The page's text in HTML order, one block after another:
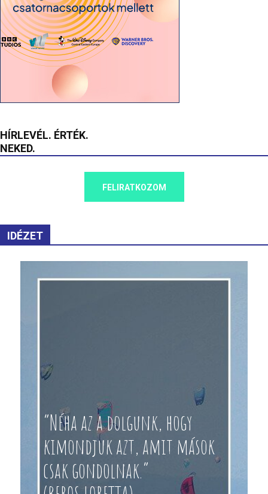
HÍRLEVÉL. ÉRTÉK.
NEKED.
FELIRATKOZOM
IDÉZET
“Néha az a dolgunk, hogy
kimondjuk azt, amit mások
csak gondolnak.”